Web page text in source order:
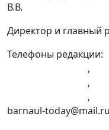
В.В.
Директор и главный
Телефоны редакции:
,
,
,
barnaul-today@mail.ru